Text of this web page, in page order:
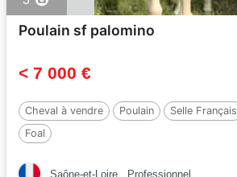
Poulain sf palomino
< 7 000 €
Cheval à vendre Poulain Selle Français
Foal
Saône-et-Loire Professionnel